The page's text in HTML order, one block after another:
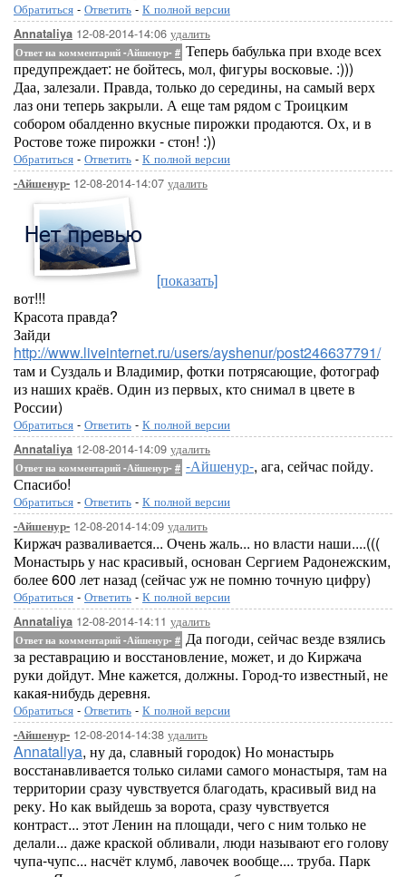
Обратиться - Ответить - К полной версии
Annataliya 12-08-2014-14:06 удалить
Ответ на комментарий -Айшенур- # Теперь бабулька при входе всех
предупреждает: не бойтесь, мол, фигуры восковые. :)))
Даа, залезали. Правда, только до середины, на самый верх
лаз они теперь закрыли. А еще там рядом с Троицким
собором обалденно вкусные пирожки продаются. Ох, и в
Ростове тоже пирожки - стон! :))
Обратиться - Ответить - К полной версии
-Айшенур- 12-08-2014-14:07 удалить
[показать]
вот!!!
Красота правда?
Зайди
http://www.liveinternet.ru/users/ayshenur/post246637791/
там и Суздаль и Владимир, фотки потрясающие, фотограф
из наших краёв. Один из первых, кто снимал в цвете в
России)
Обратиться - Ответить - К полной версии
Annataliya 12-08-2014-14:09 удалить
Ответ на комментарий -Айшенур- # -Айшенур-, ага, сейчас пойду.
Спасибо!
Обратиться - Ответить - К полной версии
-Айшенур- 12-08-2014-14:09 удалить
Киржач разваливается... Очень жаль... но власти наши....(((
Монастырь у нас красивый, основан Сергием Радонежским,
более 600 лет назад (сейчас уж не помню точную цифру)
Обратиться - Ответить - К полной версии
Annataliya 12-08-2014-14:11 удалить
Ответ на комментарий -Айшенур- # Да погоди, сейчас везде взялись
за реставрацию и восстановление, может, и до Киржача
руки дойдут. Мне кажется, должны. Город-то известный, не
какая-нибудь деревня.
Обратиться - Ответить - К полной версии
-Айшенур- 12-08-2014-14:38 удалить
Annataliya, ну да, славный городок) Но монастырь
восстанавливается только силами самого монастыря, там на
территории сразу чувствуется благодать, красивый вид на
реку. Но как выйдешь за ворота, сразу чувствуется
контраст... этот Ленин на площади, чего с ним только не
делали... даже краской обливали, люди называют его голову
чупа-чупс... насчёт клумб, лавочек вообще.... труба. Парк